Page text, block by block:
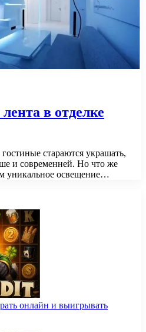
в отделке
стараются украшать,
и современней. Но что же
уникальное освещение…
онлайн и выигрывать